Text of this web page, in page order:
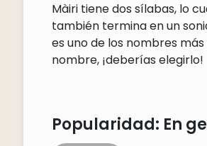
Màiri tiene dos sílabas, lo
también termina en un
es uno de los nombres
nombre, ¡deberías elegirlo!
Popularidad: En